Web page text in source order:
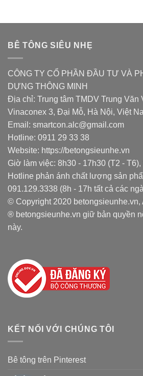
BÊ TÔNG SIÊU NHẸ
CÔNG TY CỔ PHẦN ĐẦU TƯ VÀ
DỰNG THÔNG MINH
Địa chỉ: Trung tâm TMDV Trung Văn
Vinaconex 3, Đại Mỗ, Hà Nội, Việt
Email: smartcon.alc@gmail.com
Hotline: 0911 29 33 38
Website: https://betongsieunhe.vn
Giờ làm việc: 8h30 - 17h30 (T2 -
Hotline phản ánh chất lượng sản
091.129.3338 (8h - 17h tất cả các
© Copyright 2020 betongsieunhe.vn,
® betongsieunhe.vn giữ bản quyền
này.
KẾT NỐI VỚI CHÚNG TÔI
Bê tông trên Pinterest